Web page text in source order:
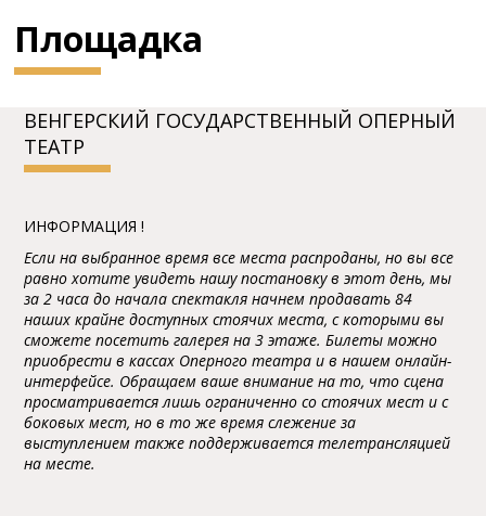
Площадка
BЕНГЕPСКИЙ ГОСУДАPСТВЕННЫЙ ОПЕPНЫЙ
ТЕАТP
ИНФОРМАЦИЯ !
Если на выбранное время все места распроданы, но вы все
равно хотите увидеть нашу постановку в этот день, мы
за 2 часа до начала спектакля начнем продавать 84
наших крайне доступных стоячих места, с которыми вы
сможете посетить галерея на 3 этаже. Билеты можно
приобрести в кассах Оперного театра и в нашем онлайн-
интерфейсе. Обращаем ваше внимание на то, что сцена
просматривается лишь ограниченно со стоячих мест и с
боковых мест, но в то же время слежение за
выступлением также поддерживается телетрансляцией
на месте.